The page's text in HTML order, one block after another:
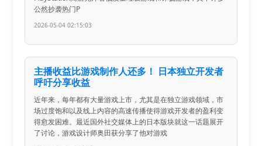
公然抄袭热门P
2026-05-04 02:15:03
主播收益比游戏制作人还多！ 日本独立开发者
呼吁分享收益
近年来，每年都有大量游戏上市，尤其是在独立游戏领域，市
场过度饱和以及线上内容的高速传播使得游戏开发者的盈利变
得愈发困难。最近国外社交媒体上的日本版块就这一话题展开
了讨论，游戏设计师奥田获分享了他对游戏